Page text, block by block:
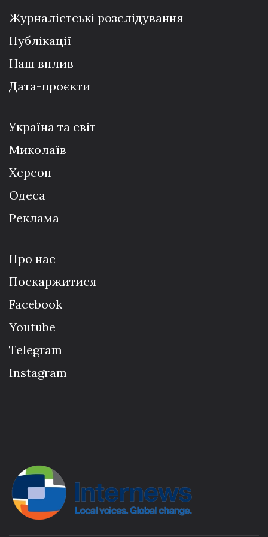
Журналістські розслідування
Публікації
Наш вплив
Дата-проєкти
Україна та світ
Миколаїв
Херсон
Одеса
Реклама
Про нас
Поскаржитися
Facebook
Youtube
Telegram
Instagram